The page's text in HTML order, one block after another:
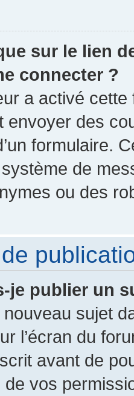
sur le lien
connecter ?
a activé
envoyer des
formulaire.
de
ou des
je publier un
sujet
l’écran du
avant de
vos